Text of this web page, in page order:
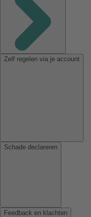
Zelf regelen via je account
Schade declareren
Feedback en klachten